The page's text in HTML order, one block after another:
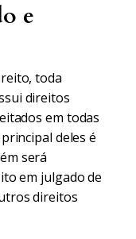
e
toda
direitos
em todas
deles é
será
em julgado de
direitos